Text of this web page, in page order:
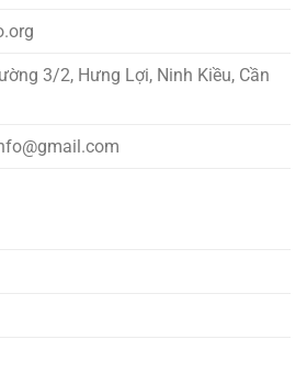
3/2, Hưng Lợi, Ninh Kiều, Cần